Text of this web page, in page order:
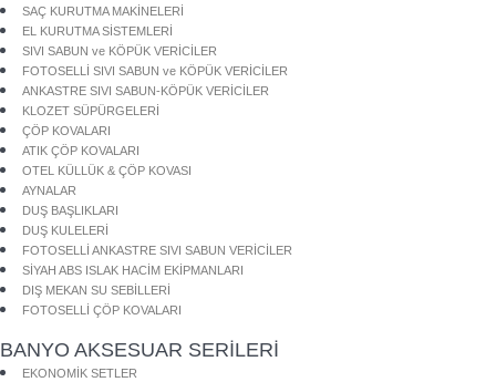
SAÇ KURUTMA MAKİNELERİ
EL KURUTMA SİSTEMLERİ
SIVI SABUN ve KÖPÜK VERİCİLER
FOTOSELLİ SIVI SABUN ve KÖPÜK VERİCİLER
ANKASTRE SIVI SABUN-KÖPÜK VERİCİLER
KLOZET SÜPÜRGELERİ
ÇÖP KOVALARI
ATIK ÇÖP KOVALARI
OTEL KÜLLÜK & ÇÖP KOVASI
AYNALAR
DUŞ BAŞLIKLARI
DUŞ KULELERİ
FOTOSELLİ ANKASTRE SIVI SABUN VERİCİLER
SİYAH ABS ISLAK HACİM EKİPMANLARI
DIŞ MEKAN SU SEBİLLERİ
FOTOSELLİ ÇÖP KOVALARI
BANYO AKSESUAR SERİLERİ
EKONOMİK SETLER